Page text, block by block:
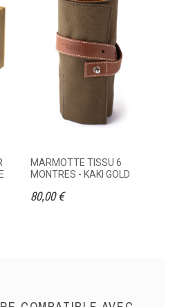
MARMOTTE TISSU 6
MONTRES - KAKI GOLD
80,00 €